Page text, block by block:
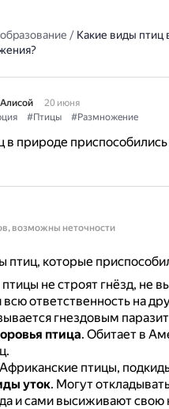
/ Какие виды птиц
20 июня
#Птицы #Размножение
в природе
возможны неточности
птиц, которые
не строят гнёзд, не
ответственность на
гнездовым
птица. Обитает в
Африканские птицы,
уток. Могут
и сами высиживают свою